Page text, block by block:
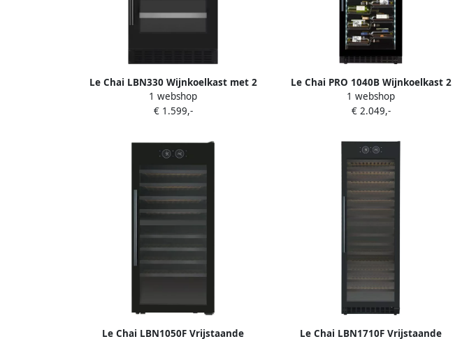
Le Chai LBN330 Wijnkoelkast met 2
temperatuurzones voor onderbouw of
vrijstaand 33 Flessen alarm
1 webshop
€ 1.599,-
Le Chai PRO 1040B Wijnkoelkast 2
temperatuurzones 104 flessen
Koolstoffilter Slot 38 dB 9 schuiflades
1 webshop
€ 2.049,-
Le Chai LBN1050F Vrijstaande
Le Chai LBN1710F Vrijstaande